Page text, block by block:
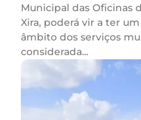
Municipal das Oficinas
Xira, poderá vir a ter
âmbito dos serviços
considerada...